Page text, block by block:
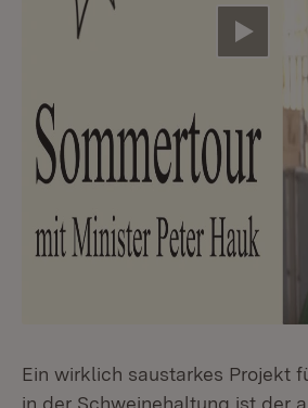
Video
Ein wirklich saustarkes Projekt
in der Schweinehaltung ist der